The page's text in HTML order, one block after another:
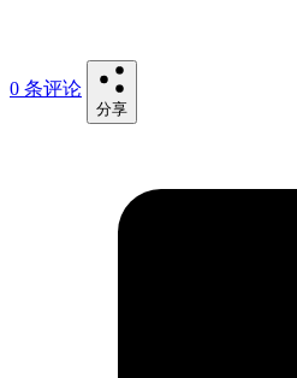
0 条评论
分享